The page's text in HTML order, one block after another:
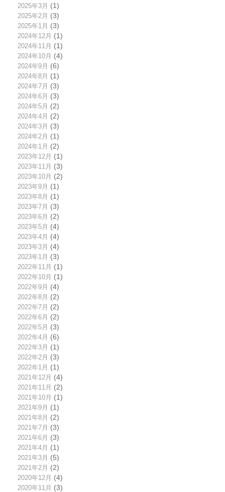
2025年3月 (1)
2025年2月 (3)
2025年1月 (3)
2024年12月 (1)
2024年11月 (1)
2024年10月 (4)
2024年9月 (6)
2024年8月 (1)
2024年7月 (3)
2024年6月 (3)
2024年5月 (2)
2024年4月 (2)
2024年3月 (3)
2024年2月 (1)
2024年1月 (2)
2023年12月 (1)
2023年11月 (3)
2023年10月 (2)
2023年9月 (1)
2023年8月 (1)
2023年7月 (3)
2023年6月 (2)
2023年5月 (4)
2023年4月 (4)
2023年3月 (4)
2023年1月 (3)
2022年11月 (1)
2022年10月 (1)
2022年9月 (4)
2022年8月 (2)
2022年7月 (2)
2022年6月 (2)
2022年5月 (3)
2022年4月 (6)
2022年3月 (1)
2022年2月 (3)
2022年1月 (1)
2021年12月 (4)
2021年11月 (2)
2021年10月 (1)
2021年9月 (1)
2021年8月 (2)
2021年7月 (3)
2021年6月 (3)
2021年4月 (1)
2021年3月 (5)
2021年2月 (2)
2020年12月 (4)
2020年11月 (3)